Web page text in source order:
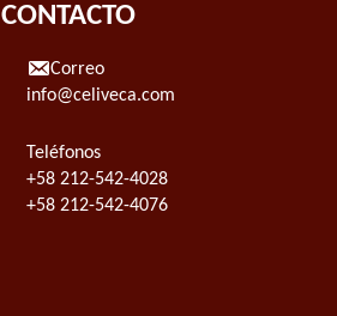
CONTACTO
Correo
info@celiveca.com
Teléfonos
+58 212-542-4028
+58 212-542-4076